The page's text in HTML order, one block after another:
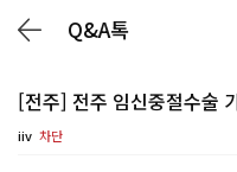
Q&A톡
[전주] 전주 임신중절수술
iiv 차단